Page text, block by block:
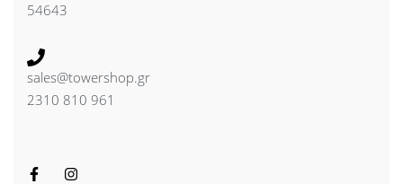
54643
sales@towershop.gr
2310 810 961